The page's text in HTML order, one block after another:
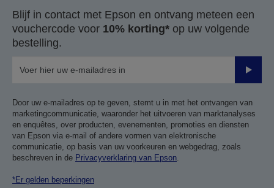
Blijf in contact met Epson en ontvang meteen een
vouchercode voor 10% korting* op uw volgende
bestelling.
Door uw e-mailadres op te geven, stemt u in met het ontvangen van
marketingcommunicatie, waaronder het uitvoeren van marktanalyses
en enquêtes, over producten, evenementen, promoties en diensten
van Epson via e-mail of andere vormen van elektronische
communicatie, op basis van uw voorkeuren en webgedrag, zoals
beschreven in de Privacyverklaring van Epson
*Er gelden beperkingen